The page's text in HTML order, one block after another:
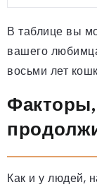
В таблице вы
вашего
восьми лет
Как и у людей,